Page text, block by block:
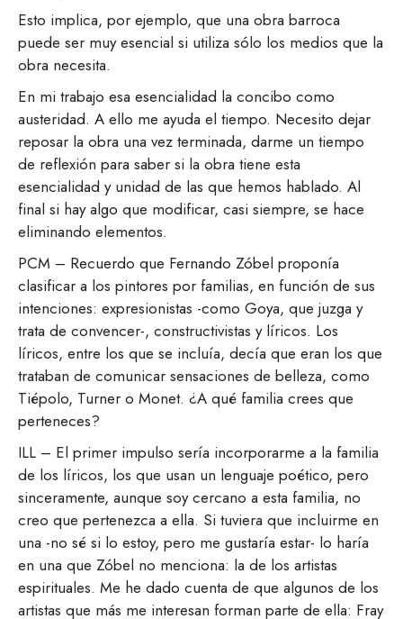
Esto implica, por ejemplo, que una obra barroca
puede ser muy esencial si utiliza sólo los medios que la
obra necesita.
En mi trabajo esa esencialidad la concibo como
austeridad. A ello me ayuda el tiempo. Necesito dejar
reposar la obra una vez terminada, darme un tiempo
de reflexión para saber si la obra tiene esta
esencialidad y unidad de las que hemos hablado. Al
final si hay algo que modificar, casi siempre, se hace
eliminando elementos.
PCM – Recuerdo que Fernando Zóbel proponía
clasificar a los pintores por familias, en función de sus
intenciones: expresionistas -como Goya, que juzga y
trata de convencer-, constructivistas y líricos. Los
líricos, entre los que se incluía, decía que eran los que
trataban de comunicar sensaciones de belleza, como
Tiépolo, Turner o Monet. ¿A qué familia crees que
perteneces?
ILL – El primer impulso sería incorporarme a la familia
de los líricos, los que usan un lenguaje poético, pero
sinceramente, aunque soy cercano a esta familia, no
creo que pertenezca a ella. Si tuviera que incluirme en
una -no sé si lo estoy, pero me gustaría estar- lo haría
en una que Zóbel no menciona: la de los artistas
espirituales. Me he dado cuenta de que algunos de los
artistas que más me interesan forman parte de ella: Fray